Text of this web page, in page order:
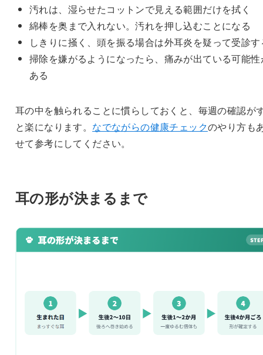
汚れは、湿らせたコットンで見える範囲だけを拭く
綿棒を奥まで入れない。汚れを押し込むことになる
しきりに掻く、頭を振る場合は外耳炎を疑って受診す
掃除を嫌がるようになったら、痛みが出ている可能性
ある
耳の中を触られることに慣らしておくと、毎週の確認が
と楽になります。 なでながらの健康チェックのやり方も
せて参考にしてください。
耳の形が決まるまで